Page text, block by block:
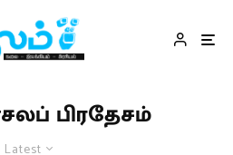
பிரதேசம்
Latest